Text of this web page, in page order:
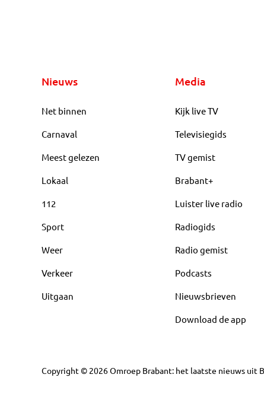
Nieuws
Net binnen
Carnaval
Meest gelezen
Lokaal
112
Sport
Weer
Verkeer
Uitgaan
Media
Kijk live TV
Televisiegids
TV gemist
Brabant+
Luister live radio
Radiogids
Radio gemist
Podcasts
Nieuwsbrieven
Download de app
Copyright © 2026Omroep Brabant: het laatste nieuws uit